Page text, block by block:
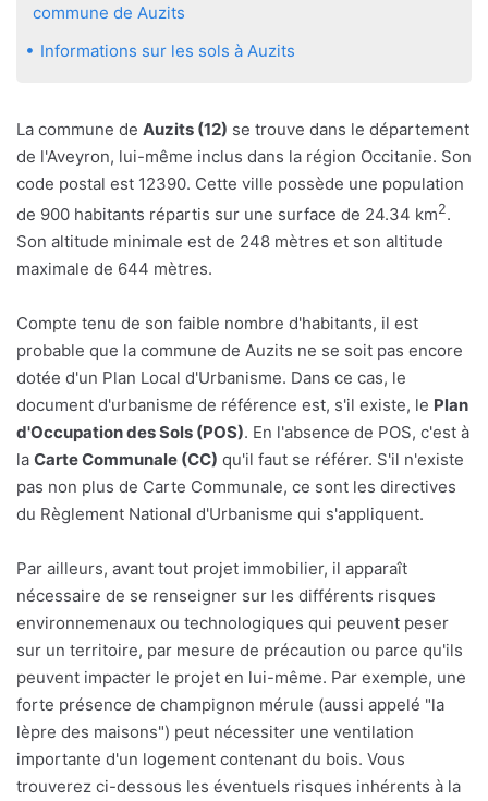
commune de Auzits
Informations sur les sols à Auzits
La commune de Auzits (12) se trouve dans le département
de l'Aveyron, lui-même inclus dans la région Occitanie. Son
code postal est 12390. Cette ville possède une population
de 900 habitants répartis sur une surface de 24.34 km2.
Son altitude minimale est de 248 mètres et son altitude
maximale de 644 mètres.
Compte tenu de son faible nombre d'habitants, il est
probable que la commune de Auzits ne se soit pas encore
dotée d'un Plan Local d'Urbanisme. Dans ce cas, le
document d'urbanisme de référence est, s'il existe, le Plan
d'Occupation des Sols (POS). En l'absence de POS, c'est à
la Carte Communale (CC) qu'il faut se référer. S'il n'existe
pas non plus de Carte Communale, ce sont les directives
du Règlement National d'Urbanisme qui s'appliquent.
Par ailleurs, avant tout projet immobilier, il apparaît
nécessaire de se renseigner sur les différents risques
environnemenaux ou technologiques qui peuvent peser
sur un territoire, par mesure de précaution ou parce qu'ils
peuvent impacter le projet en lui-même. Par exemple, une
forte présence de champignon mérule (aussi appelé "la
lèpre des maisons") peut nécessiter une ventilation
importante d'un logement contenant du bois. Vous
trouverez ci-dessous les éventuels risques inhérents à la